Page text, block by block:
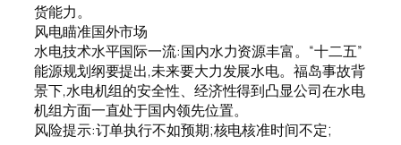
货能力。
风电瞄准国外市场
水电技术水平国际一流:国内水力资源丰富。“十二五”
能源规划纲要提出,未来要大力发展水电。福岛事故背
景下,水电机组的安全性、经济性得到凸显公司在水电
机组方面一直处于国内领先位置。
风险提示:订单执行不如预期;核电核准时间不定;